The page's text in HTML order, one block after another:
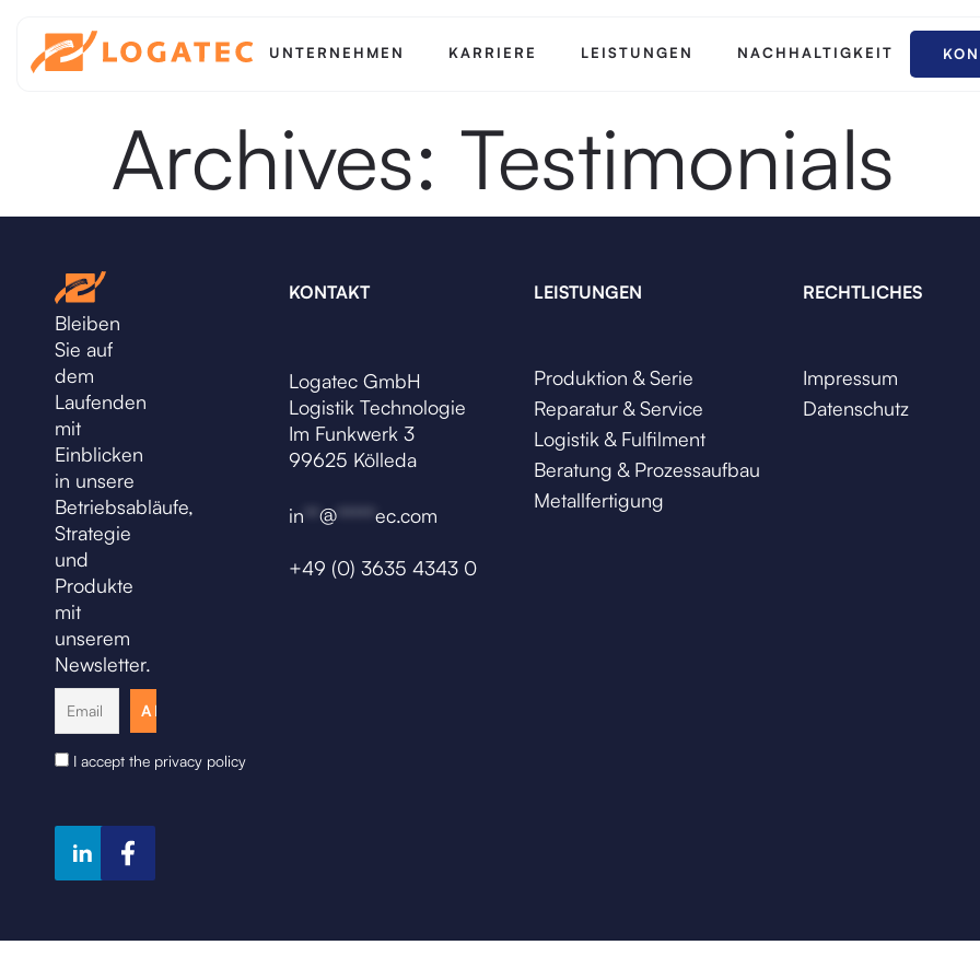
UNTERNEHMEN KARRIERE LEISTUNGEN NACHHALTIGKEIT
Archives: Testimonials
Bleiben
Sie auf
dem
Laufenden
mit
Einblicken
in unsere
Betriebsabläufe,
Strategie
und
Produkte
mit
unserem
Newsletter.
I accept the privacy policy
KONTAKT
Logatec GmbH
Logistik Technologie
Im Funkwerk 3
99625 Kölleda
in @***** ec.com
+49 (0) 3635 4343 0
LEISTUNGEN
Produktion & Serie
Reparatur & Service
Logistik & Fulfilment
Beratung & Prozessaufbau
Metallfertigung
RECHTLICHES
Impressum
Datenschutz